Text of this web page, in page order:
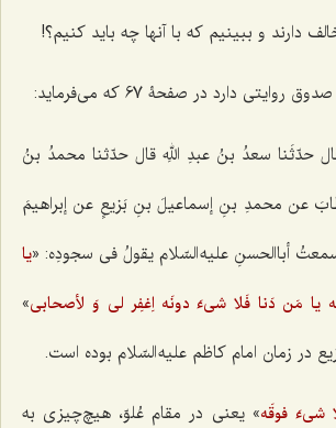
دارند و ببینیم که با آنها چه باید کنیم؟!
صدوق روایتی دارد در صفحۀ 67 که می‌فرماید:
قال حدّثَنا سعدُ بنُ عبدِ اللهِ قال حدّثنا محمدُ بنُ
عن محمدِ بنِ إسماعیلَ بنِ بَزیعٍ عن إبراهیمَ
أباالحسنِ علیه السّلام یقولُ فی سجودِه: «یا
یا مَن دَنا فَلا شی‌ءَ دونَه اِغفِر لی وَ لأصحابی»
در زمان امام کاظم علیه السّلام بوده است.
شیءَ فوقَه» یعنی در مقام عُلوّ، هیچ‌چیزی به